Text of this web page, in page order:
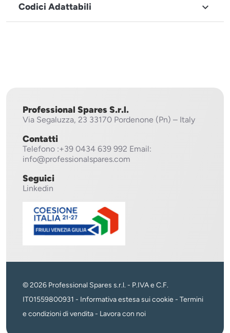
Codici Adattabili 
Professional Spares S.r.l.
Via Segaluzza, 23 33170 Pordenone (Pn) – Italy
Contatti
Telefono :+39 0434 639 992 Email:
info@professionalspares.com
Seguici
Linkedin
© 2026 Professional Spares s.r.l. - P.IVA e C.F.
IT01559800931 - Informativa estesa sui cookie - Termini
e condizioni di vendita- Lavora con noi